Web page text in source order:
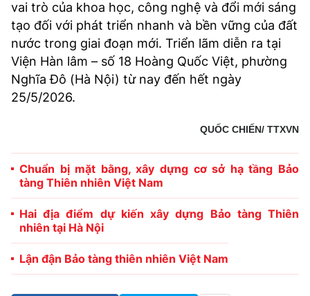
vai trò của khoa học, công nghệ và đổi mới sáng
tạo đối với phát triển nhanh và bền vững của đất
nước trong giai đoạn mới. Triển lãm diễn ra tại
Viện Hàn lâm – số 18 Hoàng Quốc Việt, phường
Nghĩa Đô (Hà Nội) từ nay đến hết ngày
25/5/2026.
QUỐC CHIẾN/ TTXVN
Chuẩn bị mặt bằng, xây dựng cơ sở hạ tầng Bảo
tàng Thiên nhiên Việt Nam
Hai địa điểm dự kiến xây dựng Bảo tàng Thiên
nhiên tại Hà Nội
Lận đận Bảo tàng thiên nhiên Việt Nam